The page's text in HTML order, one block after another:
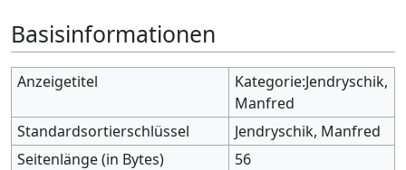
Basisinformationen
Anzeigetitel
Kategorie:Jendryschik,
Manfred
Standardsortierschlüssel
Jendryschik, Manfred
Seitenlänge (in Bytes)
56